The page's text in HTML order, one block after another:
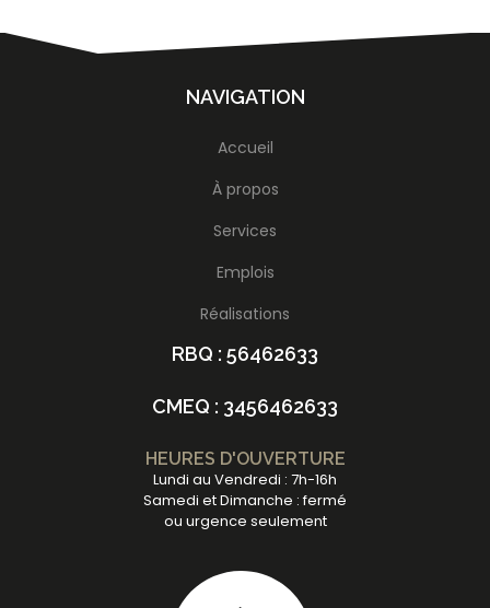
NAVIGATION
Accueil
À propos
Services
Emplois
Réalisations
RBQ : 56462633
CMEQ : 3456462633
HEURES D'OUVERTURE
Lundi au Vendredi : 7h-16h
Samedi et Dimanche : fermé
ou urgence seulement